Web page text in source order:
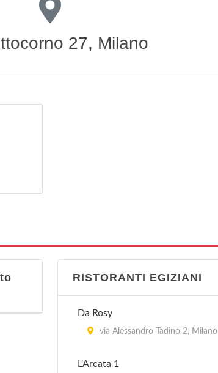
27, Milano
RISTORANTI EGIZIANI
Da Rosy
via Alessandro Tadino 2, Milano
L'Arcata 1